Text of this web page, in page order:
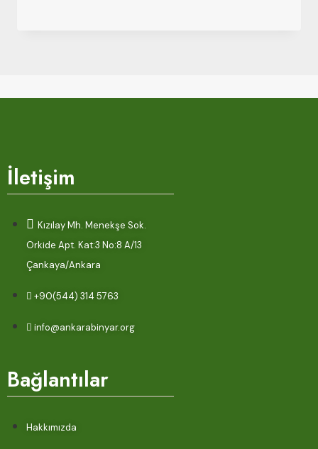
İletişim
Kızılay Mh. Menekşe Sok.
Orkide Apt. Kat:3 No:8 A/13
Çankaya/Ankara
+90(544) 314 5763
info@ankarabinyar.org
Bağlantılar
Hakkımızda